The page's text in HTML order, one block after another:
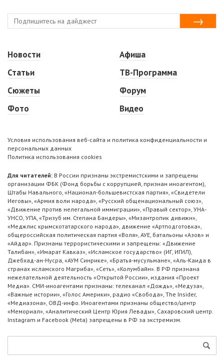
Новости
Статьи
Сюжеты
Фото
Афиша
ТВ-Программа
Форум
Видео
Условия использования веб-сайта и политика конфиденциальности и
персональных данных
Политика использования cookies
Для читателей: В России признаны экстремистскими и запрещены
организации ФБК (Фонд борьбы с коррупцией, признан иноагентом),
Штабы Навального, «Национал-большевистская партия», «Свидетели
Иеговы», «Армия воли народа», «Русский общенациональный союз»,
«Движение против нелегальной иммиграции», «Правый сектор», УНА-
УНСО, УПА, «Тризуб им. Степана Бандеры», «Мизантропик дивижн»,
«Меджлис крымскотатарского народа», движение «Артподготовка»,
общероссийская политическая партия «Воля», АУЕ, батальоны «Азов» и
«Айдар». Признаны террористическими и запрещены: «Движение
Талибан», «Имарат Кавказ», «Исламское государство» (ИГ, ИГИЛ),
Джебхад-ан-Нусра, «АУМ Синрике», «Братья-мусульмане», «Аль-Каида в
странах исламского Магриба», «Сеть», «Колумбайн». В РФ признана
нежелательной деятельность «Открытой России», издания «Проект
Медиа». СМИ-иноагентами признаны: телеканал «Дождь», «Медуза»,
«Важные истории», «Голос Америки», радио «Свобода», The Insider,
«Медиазона», ОВД-инфо. Иноагентами признаны общество/центр
«Мемориал», «Аналитический Центр Юрия Левады», Сахаровский центр.
Instagram и Facebook (Metа) запрещены в РФ за экстремизм.